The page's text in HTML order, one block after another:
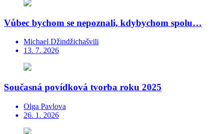
Vůbec bychom se nepoznali, kdybychom spolu…
Michael Džindžichašvili
13. 7. 2026
Současná povídková tvorba roku 2025
Olga Pavlova
26. 1. 2026